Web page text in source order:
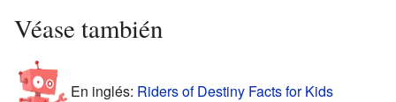
Véase también
En inglés: Riders of Destiny Facts for Kids